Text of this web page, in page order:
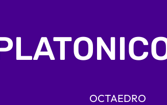
OCTAEDRO